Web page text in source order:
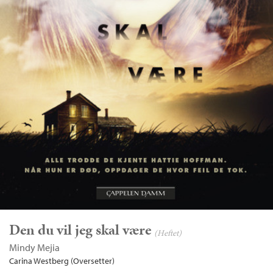
Den du vil jeg skal være (Heftet)
Mindy Mejia
Carina Westberg (Oversetter)